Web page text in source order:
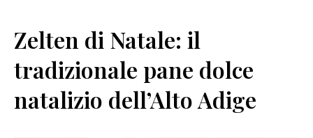
Zelten di Natale: il
tradizionale pane dolce
natalizio dell’Alto Adige